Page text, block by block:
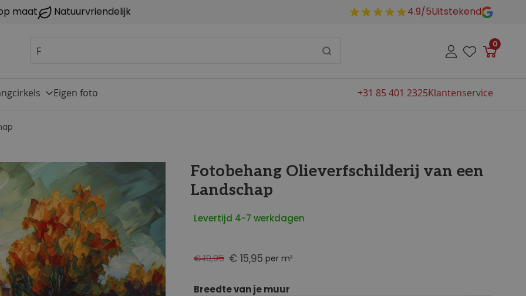
maat Natuurvriendelijk 4.9/5Uitstekend
0
Eigen foto +31 85 401 2325Klantenservice
Fotobehang Olieverfschilderij van een
Landschap
Levertijd 4-7 werkdagen
€ 15,95 per m²
€ 19,95
Breedte van je muur